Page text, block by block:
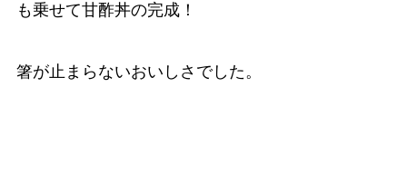
も乗せて甘酢丼の完成！
箸が止まらないおいしさでした。